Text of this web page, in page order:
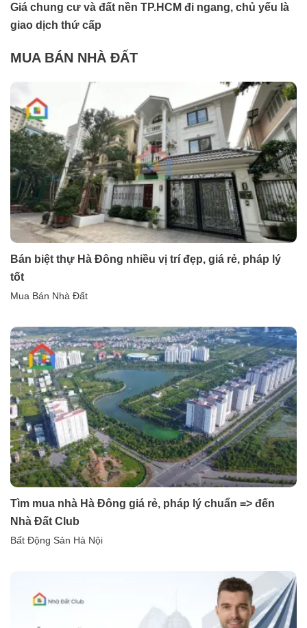
Giá chung cư và đất nền TP.HCM đi ngang, chủ yếu là
giao dịch thứ cấp
MUA BÁN NHÀ ĐẤT
Bán biệt thự Hà Đông nhiều vị trí đẹp, giá rẻ, pháp lý
tốt
Mua Bán Nhà Đất
Tìm mua nhà Hà Đông giá rẻ, pháp lý chuẩn => đến
Nhà Đất Club
Bất Động Sản Hà Nội